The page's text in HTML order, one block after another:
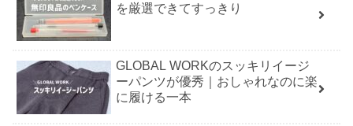
を厳選できてすっきり
GLOBAL WORKのスッキリイージ
ーパンツが優秀｜おしゃれなのに楽
に履ける一本